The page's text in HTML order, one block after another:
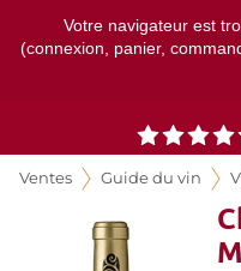
Votre navigateur est
(connexion, panier,
Ventes Guide du vin